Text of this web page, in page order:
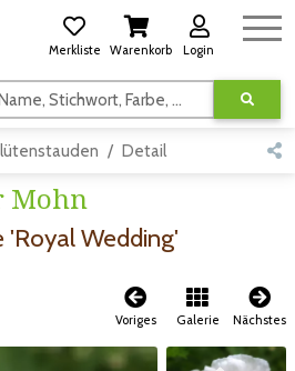
Merkliste Warenkorb Login
Suchen nach Kategorie, Name, Stichwort, Farbe, usw.
Detail
Mohn
Wedding'
Voriges Galerie Nächstes